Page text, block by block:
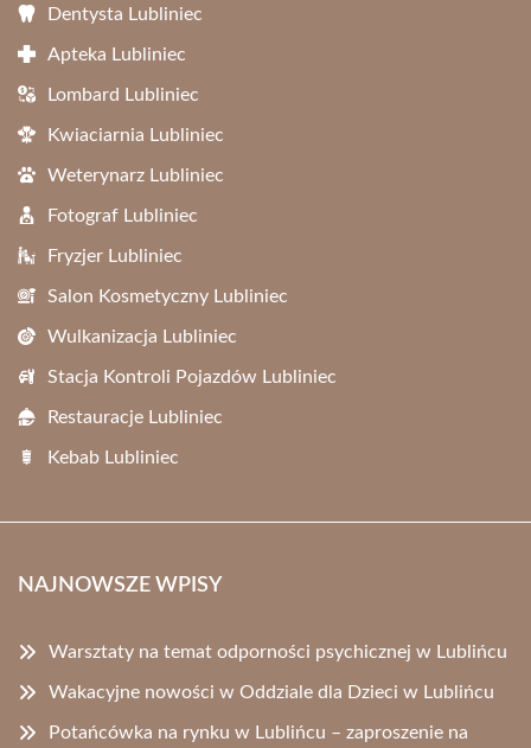
Dentysta Lubliniec
Apteka Lubliniec
Lombard Lubliniec
Kwiaciarnia Lubliniec
Weterynarz Lubliniec
Fotograf Lubliniec
Fryzjer Lubliniec
Salon Kosmetyczny Lubliniec
Wulkanizacja Lubliniec
Stacja Kontroli Pojazdów Lubliniec
Restauracje Lubliniec
Kebab Lubliniec
NAJNOWSZE WPISY
Warsztaty na temat odporności psychicznej w Lublińcu
Wakacyjne nowości w Oddziale dla Dzieci w Lublińcu
Potańcówka na rynku w Lublińcu – zaproszenie na